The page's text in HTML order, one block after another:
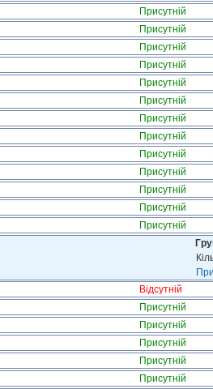
Присутній
Присутній
Присутній
Присутній
Присутній
Присутній
Присутній
Присутній
Присутній
Присутній
Присутній
Присутній
Присутній
Відсутній
Присутній
Присутній
Присутній
Присутній
Присутній